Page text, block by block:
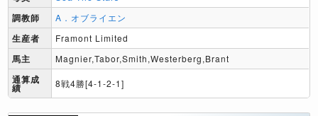
調教師 A．オブライエン
生産者 Framont Limited
馬主 Magnier,Tabor,Smith,Westerberg,Brant
通算成
績 8戦4勝[4-1-2-1]